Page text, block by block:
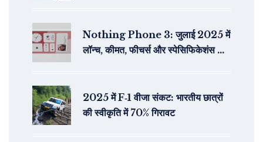
Nothing Phone 3: जुलाई 2025 में
लॉन्च, कीमत, फीचर्स और स्पेसिफिकेशंस की
2025 में F‑1 वीजा संकट: भारतीय छात्रों
की स्वीकृति में 70% गिरावट